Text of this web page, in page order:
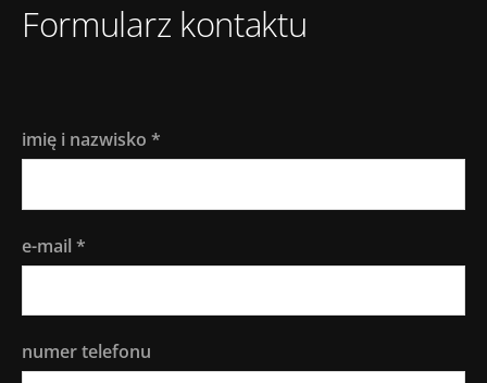
Formularz kontaktu
imię i nazwisko *
e-mail *
numer telefonu